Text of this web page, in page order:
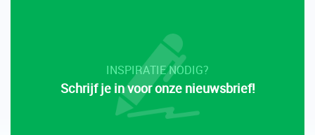
INSPIRATIE NODIG?
Schrijf je in voor onze nieuwsbrief!